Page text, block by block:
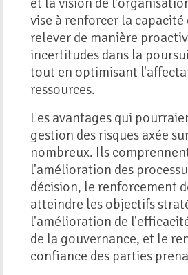
vise à renforcer la
relever de manière
incertitudes dans la
tout en optimisant
ressources.
Les avantages qui
gestion des risques axée
nombreux. Ils
l'amélioration des
décision, le renforcement
atteindre les objectifs
l'amélioration de
de la gouvernance, et le
confiance des parties